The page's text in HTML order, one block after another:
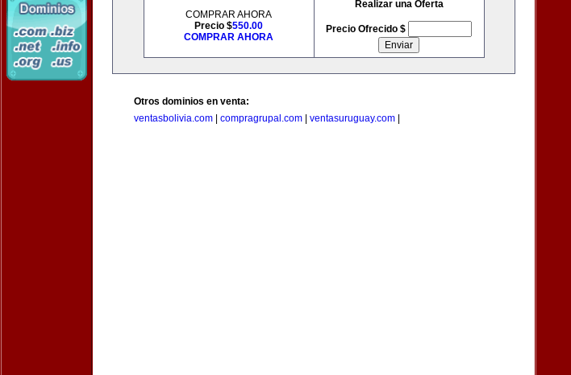
COMPRAR AHORA
Precio $550.00
COMPRAR AHORA
Realizar una Oferta
Precio Ofrecido $
Otros dominios en venta:
ventasbolivia.com
compragrupal.com ventasuruguay.com